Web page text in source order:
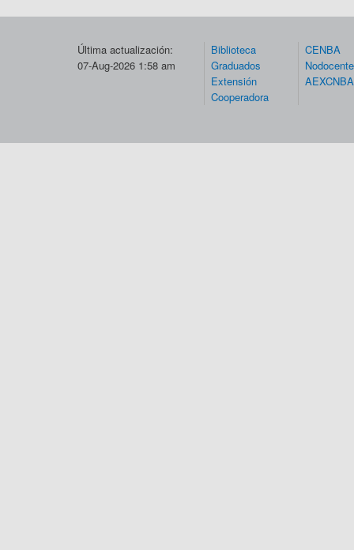
Última actualización:
07-Aug-2026 1:58 am
Biblioteca
Graduados
Extensión
Cooperadora
CENBA
AEXCNBA